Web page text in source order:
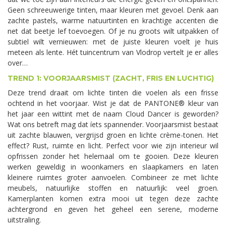
Geen schreeuwerige tinten, maar kleuren met gevoel. Denk aan
zachte pastels, warme natuurtinten en krachtige accenten die
net dat beetje lef toevoegen. Of je nu groots wilt uitpakken of
subtiel wilt vernieuwen: met de juiste kleuren voelt je huis
meteen als lente. Hét tuincentrum van Vlodrop vertelt je er alles
over…
TREND 1: VOORJAARSMIST (ZACHT, FRIS EN LUCHTIG)
Deze trend draait om lichte tinten die voelen als een frisse
ochtend in het voorjaar. Wist je dat de PANTONE® kleur van
het jaar een wittint met de naam Cloud Dancer is geworden?
Wat ons betreft mag dat íets spannender. Voorjaarsmist bestaat
uit zachte blauwen, vergrijsd groen en lichte crème-tonen. Het
effect? Rust, ruimte en licht. Perfect voor wie zijn interieur wil
opfrissen zonder het helemaal om te gooien. Deze kleuren
werken geweldig in woonkamers en slaapkamers en laten
kleinere ruimtes groter aanvoelen. Combineer ze met lichte
meubels, natuurlijke stoffen en natuurlijk: veel groen.
Kamerplanten komen extra mooi uit tegen deze zachte
achtergrond en geven het geheel een serene, moderne
uitstraling.